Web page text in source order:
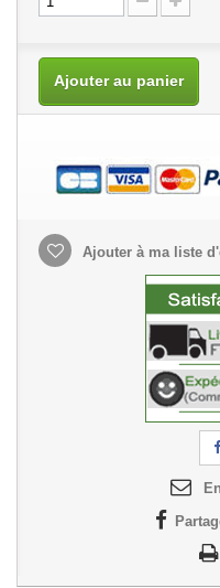
Ajouter au panier
Ajouter à ma liste